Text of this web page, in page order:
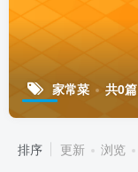
家常菜 共0篇
排序 更新 浏览